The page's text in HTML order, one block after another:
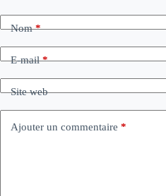
Nom*
E-mail*
Site web
Ajouter un commentaire *